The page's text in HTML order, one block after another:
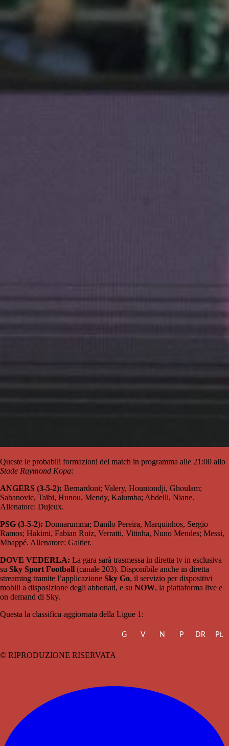
Queste le probabili formazioni del match in programma alle 21:00 allo
Stade Raymond Kopa:
ANGERS (3-5-2): Bernardoni; Valery, Hountondji, Ghoulam;
Sabanovic, Taïbi, Hunou, Mendy, Kalumba; Abdelli, Niane.
Allenatore: Dujeux.
PSG (3-5-2): Donnarumma; Danilo Pereira, Marquinhos, Sergio
Ramos; Hakimi, Fabian Ruiz, Verratti, Vitinha, Nuno Mendes; Messi,
Mbappé. Allenatore: Galtier.
DOVE VEDERLA: La gara sarà trasmessa in diretta tv in esclusiva
su Sky Sport Football (canale 203). Disponibile anche in diretta
streaming tramite l’applicazione Sky Go, il servizio per dispositivi
mobili a disposizione degli abbonati, e su NOW, la piattaforma live e
on demand di Sky.
Questa la classifica aggiornata della Ligue 1:
G V N P DR Pt.
© RIPRODUZIONE RISERVATA